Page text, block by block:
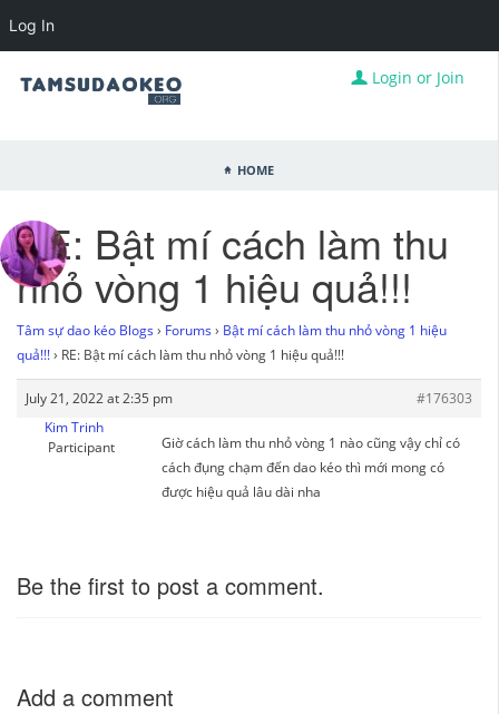
Login or Join
Home
RE: Bật mí cách làm thu
nhỏ vòng 1 hiệu quả!!!
Tâm sự dao kéo Blogs › Forums › Bật mí cách làm thu nhỏ vòng 1 hiệu
quả!!!› RE: Bật mí cách làm thu nhỏ vòng 1 hiệu quả!!!
July 21, 2022 at 2:35 pm
#176303
Kim Trinh
Participant
Giờ cách làm thu nhỏ vòng 1 nào cũng vậy chỉ có
cách đụng chạm đến dao kéo thì mới mong có
được hiệu quả lâu dài nha
Be the first to post a comment.
Add a comment
Log In